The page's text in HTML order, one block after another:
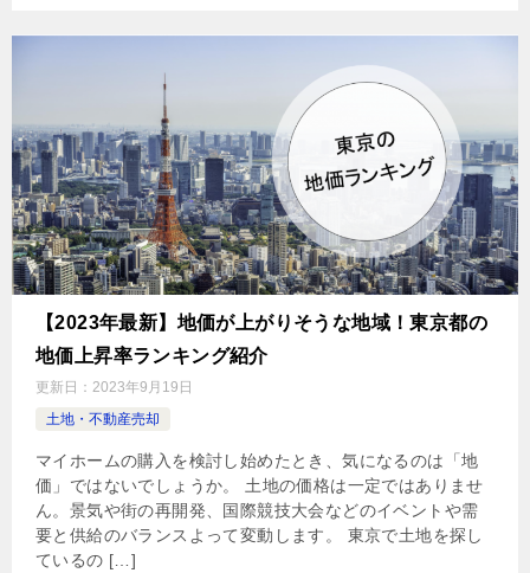
【2023年最新】地価が上がりそうな地域！東京都の
地価上昇率ランキング紹介
更新日： 2023年9月19日
土地・不動産売却
マイホームの購入を検討し始めたとき、気になるのは「地
価」ではないでしょうか。 土地の価格は一定ではありませ
ん。景気や街の再開発、国際競技大会などのイベントや需
要と供給のバランスよって変動します。 東京で土地を探し
ているの […]